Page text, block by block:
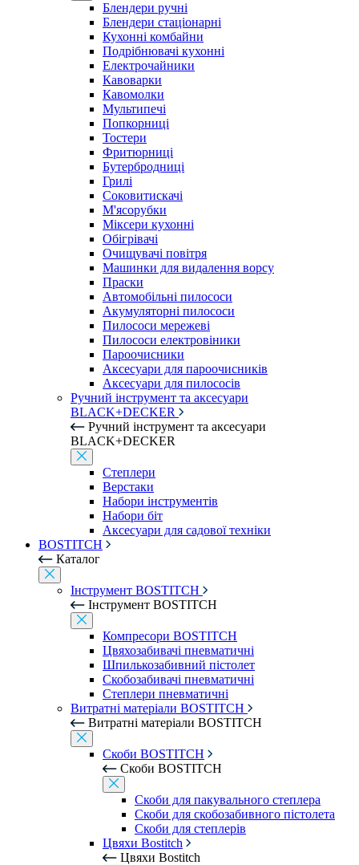
Блендери ручні
Блендери стаціонарні
Кухонні комбайни
Подрібнювачі кухонні
Електрочайники
Кавоварки
Кавомолки
Мультипечі
Попкорниці
Тостери
Фритюрниці
Бутербродниці
Грилі
Соковитискачі
М'ясорубки
Міксери кухонні
Обігрівачі
Очищувачі повітря
Машинки для видалення ворсу
Праски
Автомобільні пилососи
Акумуляторні пилососи
Пилососи мережеві
Пилососи електровіники
Пароочисники
Аксесуари для пароочисників
Аксесуари для пилососів
Ручний інструмент та аксесуари
BLACK+DECKER
Ручний інструмент та аксесуари
BLACK+DECKER
Степлери
Верстаки
Набори інструментів
Набори біт
Аксесуари для садової техніки
BOSTITCH
Каталог
Інструмент BOSTITCH
Інструмент BOSTITCH
Компресори BOSTITCH
Цвяхозабивачі пневматичні
Шпилькозабивний пістолет
Скобозабивачі пневматичні
Степлери пневматичні
Витратні матеріали BOSTITCH
Витратні матеріали BOSTITCH
Скоби BOSTITCH
Скоби BOSTITCH
Скоби для пакувального степлера
Скоби для скобозабивного пістолета
Скоби для степлерів
Цвяхи Bostitch
Цвяхи Bostitch